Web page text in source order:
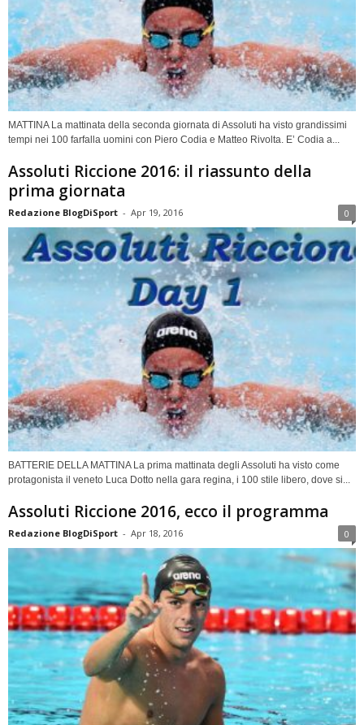
MATTINA La mattinata della seconda giornata di Assoluti ha visto grandissimi
tempi nei 100 farfalla uomini con Piero Codia e Matteo Rivolta. E’ Codia a...
Assoluti Riccione 2016: il riassunto della
prima giornata
Redazione BlogDiSport - Apr 19, 2016 0
BATTERIE DELLA MATTINA La prima mattinata degli Assoluti ha visto come
protagonista il veneto Luca Dotto nella gara regina, i 100 stile libero, dove si...
Assoluti Riccione 2016, ecco il programma
Redazione BlogDiSport - Apr 18, 2016 0